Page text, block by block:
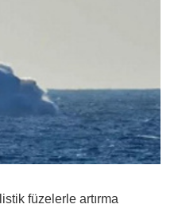
füzelerle artırma